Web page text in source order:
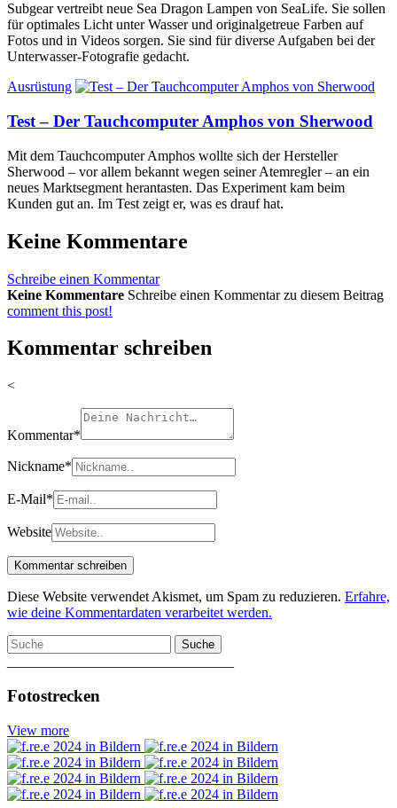
Subgear vertreibt neue Sea Dragon Lampen von SeaLife. Sie sollen
für optimales Licht unter Wasser und originalgetreue Farben auf
Fotos und in Videos sorgen. Sie sind für diverse Aufgaben bei der
Unterwasser-Fotografie gedacht.
Ausrüstung
Test – Der Tauchcomputer Amphos von Sherwood
Mit dem Tauchcomputer Amphos wollte sich der Hersteller
Sherwood – vor allem bekannt wegen seiner Atemregler – an ein
neues Marktsegment herantasten. Das Experiment kam beim
Kunden gut an. Im Test zeigt er, was es drauf hat.
Keine Kommentare
Schreibe einen Kommentar
Keine Kommentare Schreibe einen Kommentar zu diesem Beitrag
comment this post!
Kommentar schreiben
<
Kommentar*
Nickname*
E-Mail*
Website
Diese Website verwendet Akismet, um Spam zu reduzieren. Erfahre,
wie deine Kommentardaten verarbeitet werden.
Suche
Fotostrecken
View more